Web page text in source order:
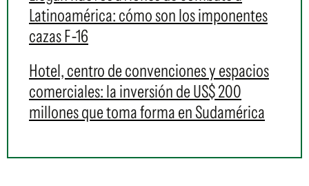
Latinoamérica: cómo son los imponentes
cazas F-16
Hotel, centro de convenciones y espacios
comerciales: la inversión de US$ 200
millones que toma forma en Sudamérica